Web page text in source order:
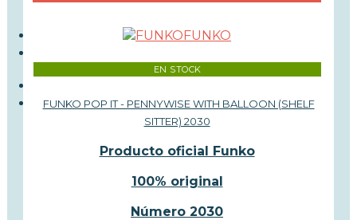
FUNKO
EN STOCK
FUNKO POP IT - PENNYWISE WITH BALLOON (SHELF
SITTER) 2030
Producto oficial Funko
100% original
Número 2030